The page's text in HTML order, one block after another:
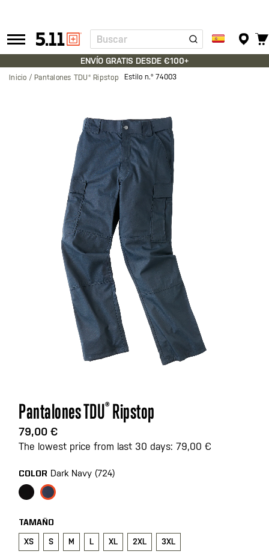
Tactical
Gear
Buscar
ENVÍO GRATIS DESDE €100+
Inicio Pantalones TDU® Ripstop Estilo n.º 74003
Saltar
al
comienzo
de
galería
de
imágenes
Pantalones TDU® Ripstop
79,00 €
The lowest price from last 30 days: 79,00 €
COLOR Dark Navy (724)
TAMAÑO
XS S M L XL 2XL 3XL